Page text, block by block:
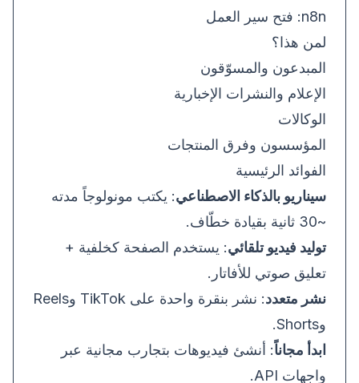
n8n: فتح سير العمل
لمن هذا؟
المبدعون والمسوّقون
الإعلام والنشرات الإخبارية
الوكالات
المؤسسون وفرق المنتجات
الفوائد الرئيسية
سيناريو بالذكاء الاصطناعي: يكتب مونولوجاً مدته
~30 ثانية بقيادة خطّاف.
توليد فيديو تلقائي: يستخدم الصفحة كخلفية +
تعليق صوتي للأفاتار.
نشر متعدد
: نشر بنقرة واحدة على TikTok وReels
وShorts.
ابدأ مجاناً: أنشئ فيديوهات بتجارب مجانية عبر
واجهات API.